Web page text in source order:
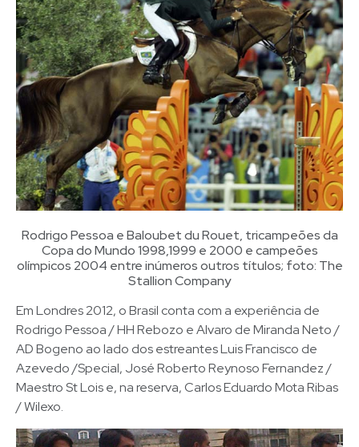
Rodrigo Pessoa e Baloubet du Rouet, tricampeões da
Copa do Mundo 1998,1999 e 2000 e campeões
olímpicos 2004 entre inúmeros outros títulos; foto: The
Stallion Company
Em Londres 2012, o Brasil conta com a experiência de
Rodrigo Pessoa / HH Rebozo e Alvaro de Miranda Neto /
AD Bogeno ao lado dos estreantes Luis Francisco de
Azevedo /Special, José Roberto Reynoso Fernandez /
Maestro St Lois e, na reserva, Carlos Eduardo Mota Ribas
/ Wilexo.